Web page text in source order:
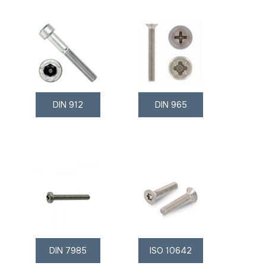
DIN 912 DIN 965
DIN 7985 ISO 10642